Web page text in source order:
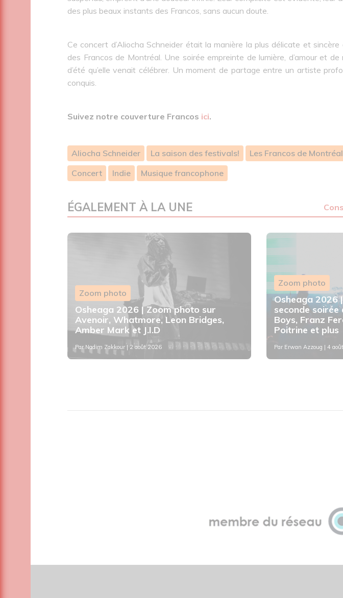
des plus beaux instants des Francos, sans aucun doute.
Ce concert d’Aliocha Schneider était la manière la plus délicate et
des Francos de Montréal. Une soirée empreinte de lumière, d’amour et de
d’été qu’elle venait célébrer. Un moment de partage entre un artiste
conquis.
Suivez notre couverture Francos ici.
Aliocha Schneider La saison des festivals! Les Francos de Montréal
Concert
Indie Musique francophone
ÉGALEMENT À LA UNE
Zoom photo
Osheaga 2026 | Zoom photo sur
Avenoir, Whatmore, Leon Bridges,
Amber Mark et J.I.D
Par Nadim Zakkour | 2 août 2026
Zoom photo
Osheaga 2026
seconde
Boys, Franz
Poitrine et plus
Par Erwan Azzoug | 4